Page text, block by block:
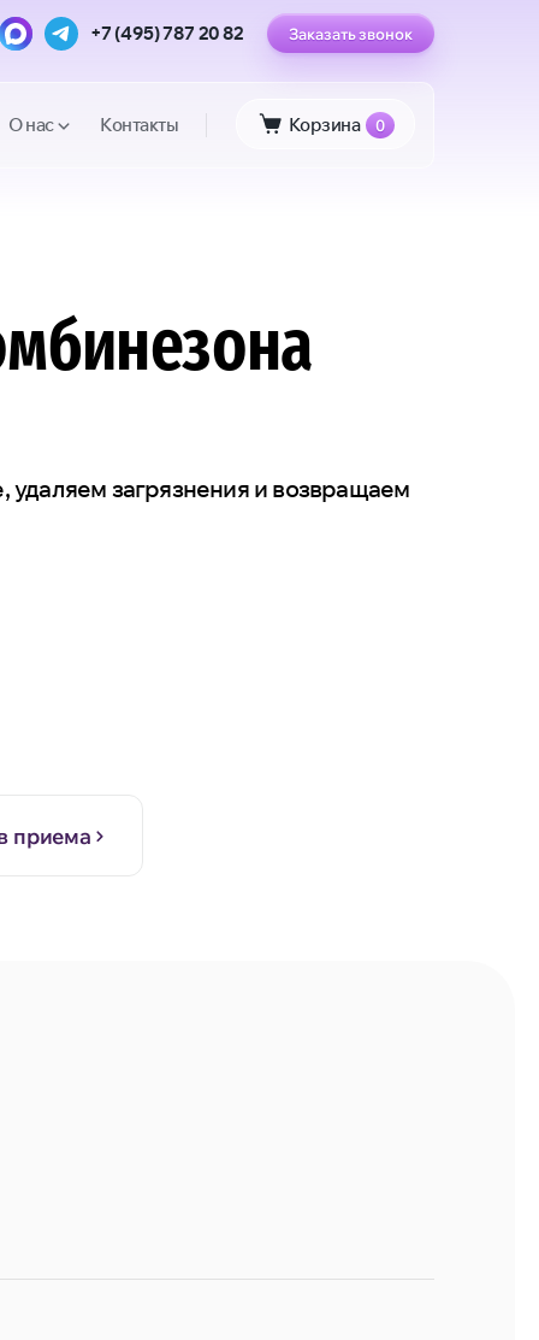
+7 (495) 787 20 82 Заказать звонок
О нас Контакты Корзина 0
загрязнения и возвращаем
приема